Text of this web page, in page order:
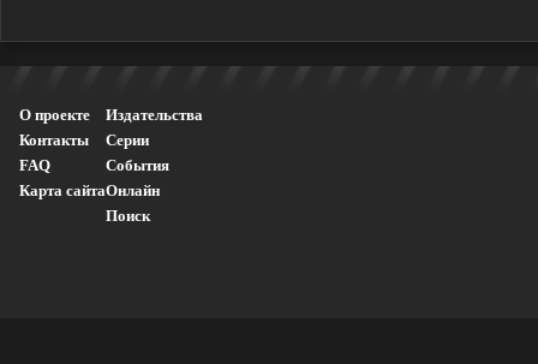
О проекте
Контакты
FAQ
Карта сайта
Издательства
Серии
События
Онлайн
Поиск